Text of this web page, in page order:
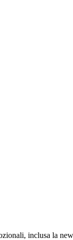
inclusa la